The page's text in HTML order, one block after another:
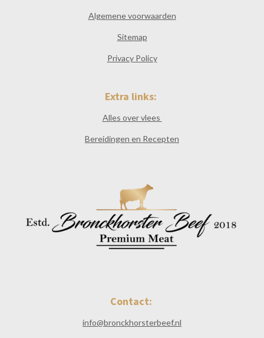
Algemene voorwaarden
Sitemap
Privacy Policy
Extra links:
Alles over vlees
Bereidingen en Recepten
Contact:
info@bronckhorsterbeef.nl